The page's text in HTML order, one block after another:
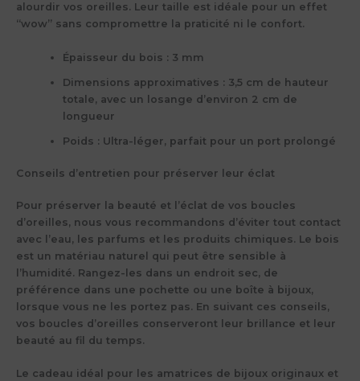
alourdir vos oreilles. Leur taille est idéale pour un effet
“wow” sans compromettre la praticité ni le confort.
Épaisseur du bois : 3 mm
Dimensions approximatives : 3,5 cm de hauteur
totale, avec un losange d’environ 2 cm de
longueur
Poids : Ultra-léger, parfait pour un port prolongé
Conseils d’entretien pour préserver leur éclat
Pour préserver la beauté et l’éclat de vos boucles
d’oreilles, nous vous recommandons d’éviter tout contact
avec l’eau, les parfums et les produits chimiques. Le bois
est un matériau naturel qui peut être sensible à
l’humidité. Rangez-les dans un endroit sec, de
préférence dans une pochette ou une boîte à bijoux,
lorsque vous ne les portez pas. En suivant ces conseils,
vos boucles d’oreilles conserveront leur brillance et leur
beauté au fil du temps.
Le cadeau idéal pour les amatrices de bijoux originaux et